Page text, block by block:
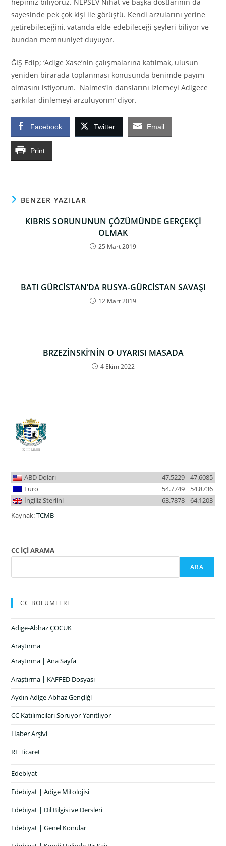
sayesinde pek çok kişi ile görüştü. Kendi arzularını yerine
getirebileceğini, vatanda elde edebileceği şeyleri biliyor ve
bundan memnuniyet duyuyor.
ĞIŞ Edip; ‘Adige Xase’nin çalışmalarına katılmak, ulusun
yeniden birarada toplanması konusunda benimde payım
olmasını istiyorum. Nalmes’in danslarını izlemeyi Adigece
şarkılar dinlemeyi arzuluyorım’ diyor.
Facebook Twitter Email
Print
BENZER YAZILAR
KIBRIS SORUNUNUN ÇÖZÜMÜNDE GERÇEKÇİ
OLMAK
25 Mart 2019
BATI GÜRCİSTAN’DA RUSYA-GÜRCİSTAN SAVAŞI
12 Mart 2019
BRZEZİNSKİ’NİN O UYARISI MASADA
4 Ekim 2022
ABD Doları 47.6085
47.5229
Euro
54.8736
54.7749
İngiliz Sterlini
64.1203
63.7878
Kaynak:TCMB
CC İÇİ ARAMA
ARA
CC BÖLÜMLERİ
Adige-Abhaz ÇOCUK
Araştırma
Araştırma | Ana Sayfa
Araştırma | KAFFED Dosyası
Aydın Adige-Abhaz Gençliği
CC Katılımcıları Soruyor-Yanıtlıyor
Haber Arşivi
RF Ticaret
Edebiyat
Edebiyat | Adige Mitolojisi
Edebiyat | Dil Bilgisi ve Dersleri
Edebiyat | Genel Konular